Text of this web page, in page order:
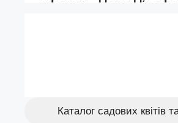
Каталог садових квітів